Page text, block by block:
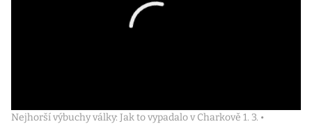
Nejhorší výbuchy války: Jak to vypadalo v Charkově 1. 3. •